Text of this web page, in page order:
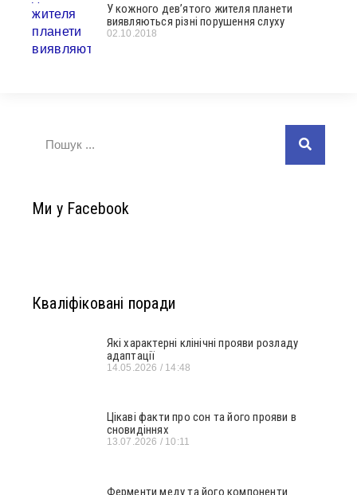
У кожного дев’ятого жителя планети
виявляються різні порушення слуху
02.10.2018
Ми у Facebook
Кваліфіковані поради
Які характерні клінічні прояви розладу
адаптації
14.05.2026 14:48
Цікаві факти про сон та його прояви в
сновидіннях
13.07.2026 10:11
Ферменти меду та його компоненти